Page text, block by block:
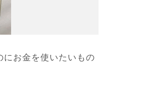
お金を使いたいもの